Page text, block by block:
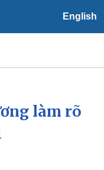
English
thời tiết
làm rõ